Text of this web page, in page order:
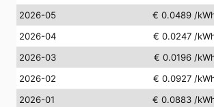
2026-05
€ 0.0489 /
2026-04
€ 0.0247 /
2026-03
€ 0.0196 /
2026-02
€ 0.0927 /
2026-01
€ 0.0883 /